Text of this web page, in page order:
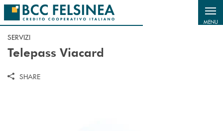
Salta al contenuto principale
MENU
SERVIZI
Telepass Viacard
SHARE